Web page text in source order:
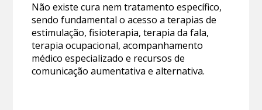
Não existe cura nem tratamento específico,
sendo fundamental o acesso a terapias de
estimulação, fisioterapia, terapia da fala,
terapia ocupacional, acompanhamento
médico especializado e recursos de
comunicação aumentativa e alternativa.